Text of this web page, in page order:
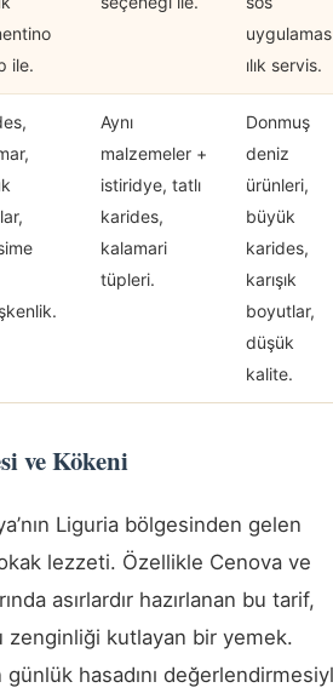
ile.
ılık servis.
Aynı
malzemeler +
istiridye, tatlı
karides,
kalamari
tüpleri.
Donmuş
deniz
ürünleri,
büyük
karides,
karışık
boyutlar,
düşük
kalite.
ve Kökeni
Liguria bölgesinden gelen
lezzeti. Özellikle Cenova ve
asırlardır hazırlanan bu tarif,
zenginliği kutlayan bir yemek.
günlük hasadını